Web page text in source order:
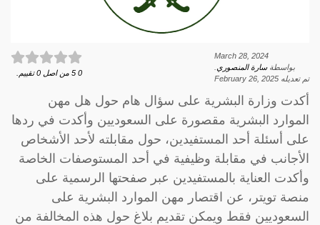
March 28, 2024
بواسطةسارة المنصوري
تم تعديله February 26, 2025
0
5 من اصل 0 تقييم.
أكدت وزارة البشرية على سؤال هام حول هل مهن
الموارد البشرية مقصورة على السعوديين وأكدت في ردها
على أسئلة أحد المستفيدين، حول مقابلته لأحد الأشخاص
الأجانب في مقابلة وظيفية في أحد المستوصفات الخاصة
وأكدت العناية بالمستفيدين عبر صفحتها الرسمية على
منصة تويتر، عن اقتصار مهن الموارد البشرية على
السعوديين فقط ويمكن تقديم بلاغ حول هذه المخالفة من